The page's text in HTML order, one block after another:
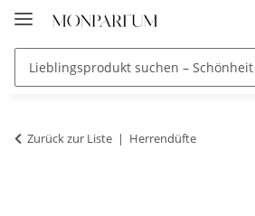
Zurück zur Liste Herrendüfte